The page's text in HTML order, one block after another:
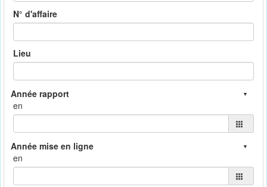
N° d'affaire
Lieu
en
en